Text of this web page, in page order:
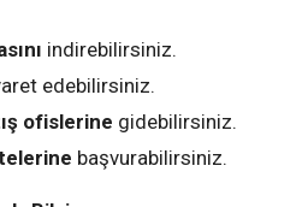
indirebilirsiniz.
edebilirsiniz.
ofislerine gidebilirsiniz.
başvurabilirsiniz.